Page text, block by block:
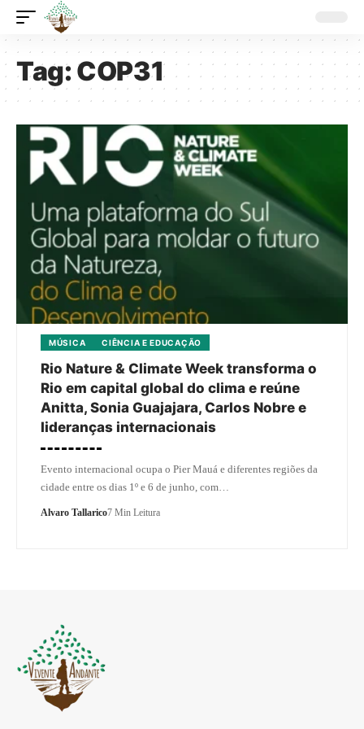
Tag:COP31
MÚSICA CIÊNCIA E EDUCAÇÃO
Rio Nature & Climate Week transforma o
Rio em capital global do clima e reúne
Anitta, Sonia Guajajara, Carlos Nobre e
lideranças internacionais
Evento internacional ocupa o Pier Mauá e diferentes regiões da
cidade entre os dias 1º e 6 de junho, com…
Alvaro Tallarico7 Min Leitura